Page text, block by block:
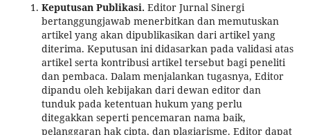
Keputusan Publikasi. Editor Jurnal Sinergi
bertanggungjawab menerbitkan dan memutuskan
artikel yang akan dipublikasikan dari artikel yang
diterima. Keputusan ini didasarkan pada validasi atas
artikel serta kontribusi artikel tersebut bagi peneliti
dan pembaca. Dalam menjalankan tugasnya, Editor
dipandu oleh kebijakan dari dewan editor dan
tunduk pada ketentuan hukum yang perlu
ditegakkan seperti pencemaran nama baik,
pelanggaran hak cipta, dan plagiarisme. Editor dapat